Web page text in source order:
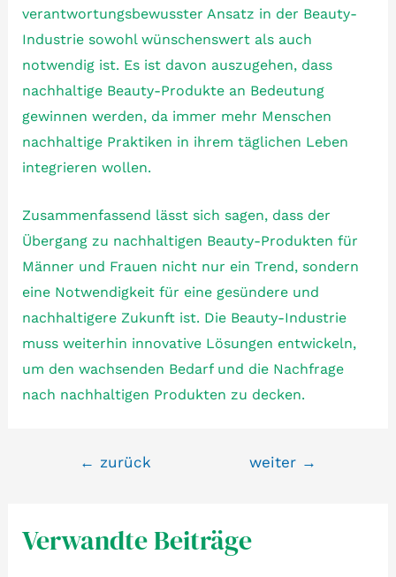
verantwortungsbewusster Ansatz in der Beauty-
Industrie sowohl wünschenswert als auch
notwendig ist. Es ist davon auszugehen, dass
nachhaltige Beauty-Produkte an Bedeutung
gewinnen werden, da immer mehr Menschen
nachhaltige Praktiken in ihrem täglichen Leben
integrieren wollen.
Zusammenfassend lässt sich sagen, dass der
Übergang zu nachhaltigen Beauty-Produkten für
Männer und Frauen nicht nur ein Trend, sondern
eine Notwendigkeit für eine gesündere und
nachhaltigere Zukunft ist. Die Beauty-Industrie
muss weiterhin innovative Lösungen entwickeln,
um den wachsenden Bedarf und die Nachfrage
nach nachhaltigen Produkten zu decken.
Beitragsnavigation
← zurück weiter →
Verwandte Beiträge